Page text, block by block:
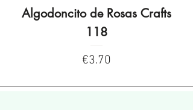
Algodoncito de Rosas Crafts
118
Price
€3.70